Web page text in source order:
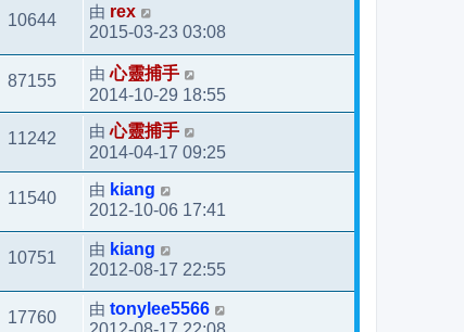
10644 由 rex
2015-03-23 03:08
87155 由心靈捕手
2014-10-29 18:55
11242 由心靈捕手
2014-04-17 09:25
11540 由 kiang
2012-10-06 17:41
10751 由 kiang
2012-08-17 22:55
17760 由 tonylee5566